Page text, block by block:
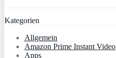
Kategorien
Allgemein
Amazon Prime Instant Video
Apps